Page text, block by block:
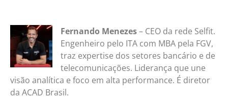
Fernando Menezes– CEO da rede Selfit.
Engenheiro pelo ITA com MBA pela FGV,
traz expertise dos setores bancário e de
telecomunicações. Liderança que une
visão analítica e foco em alta performance. É diretor
da ACAD Brasil.